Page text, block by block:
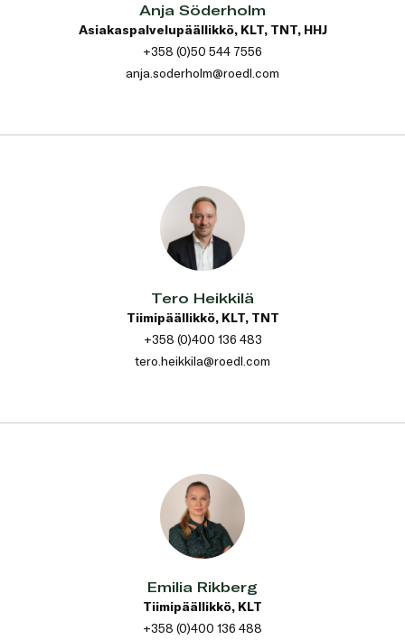
Anja Söderholm
Asiakaspalvelupäällikkö, KLT, TNT, HHJ
+358 (0)50 544 7556
anja.soderholm@roedl.com
Tero Heikkilä
Tiimipäällikkö, KLT, TNT
+358 (0)400 136 483
tero.heikkila@roedl.com
Emilia Rikberg
Tiimipäällikkö, KLT
+358 (0)400 136 488